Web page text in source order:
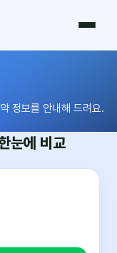
정보를 안내해 드려요.
눈에 비교